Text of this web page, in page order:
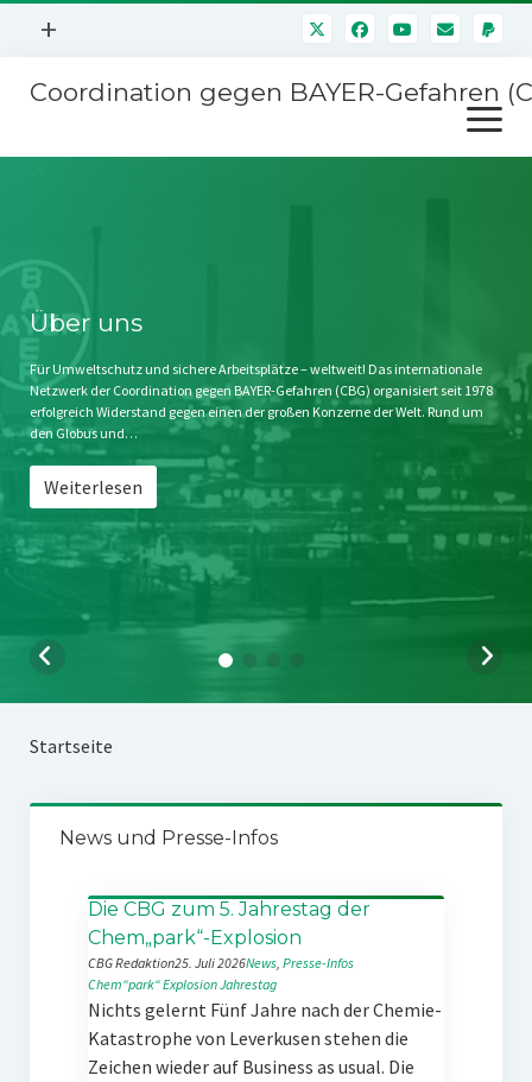
Menü
+
Mitmachen
Kontakt
Impressum
Störfälle
Coordination gegen BAYER-Gefahren
Menü
öffnen
Stichwort BAYER
Jahrestagung
SPENDEN
Über uns
Für Umweltschutz und sichere Arbeitsplätze – weltweit! Das internationale
Netzwerk der Coordination gegen BAYER-Gefahren (CBG) organisiert seit 1978
erfolgreich Widerstand gegen einen der großen Konzerne der Welt. Rund um
den Globus und…
Weiterlesen
Startseite
News und Presse-Infos
Die CBG zum 5. Jahrestag der
Chem„park“-Explosion
CBG Redaktion25. Juli 2026News, Presse-Infos
Chem“park“ExplosionJahrestag
Nichts gelernt Fünf Jahre nach der Chemie-
Katastrophe von Leverkusen stehen die
Zeichen wieder auf Business as usual. Die